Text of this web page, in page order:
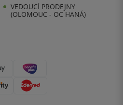
VEDOUCÍ PRODEJNY
(OLOMOUC - OC HANÁ)